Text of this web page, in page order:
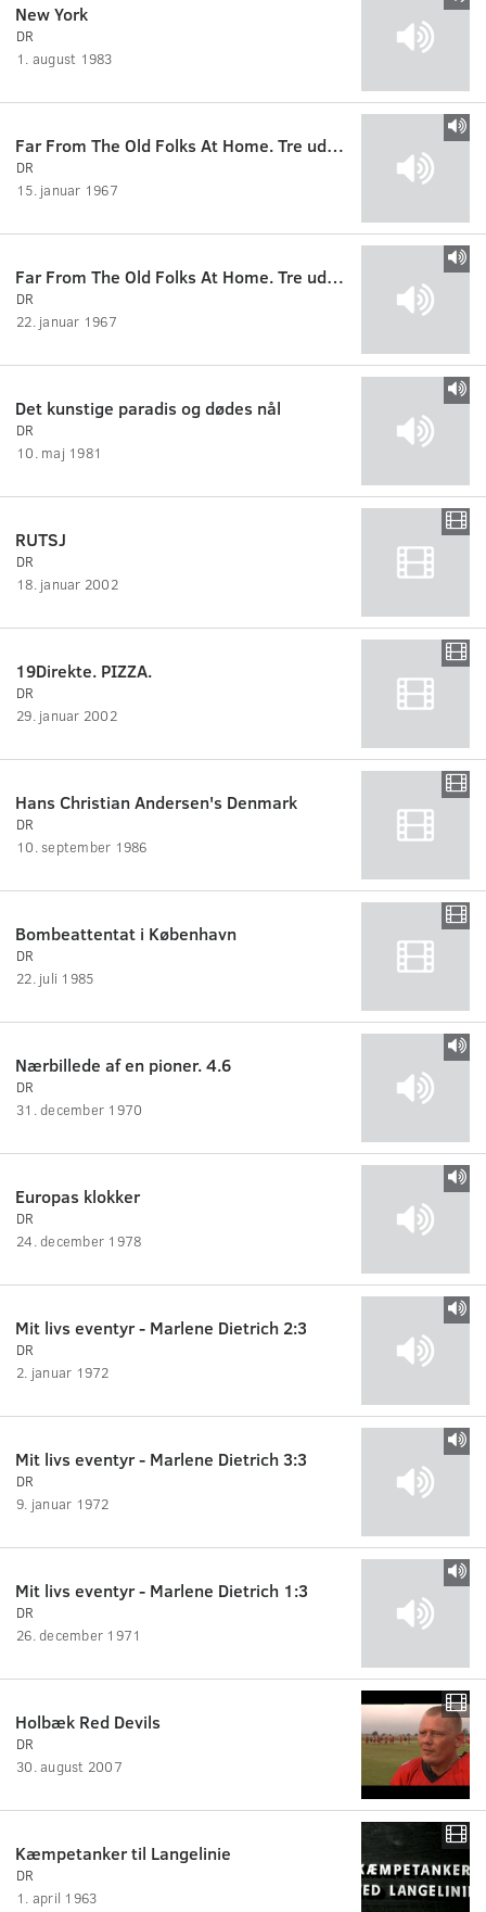
New York
DR
1. august 1983
Far From The Old Folks At Home. Tre udsendelser om amerikansk Beat-ungdom, 2/3 : LBJ eller LSD
DR
15. januar 1967
Far From The Old Folks At Home. Tre udsendelser om amerikansk Beat-ungdom, 3/3 : Beatnik, protest og borgerrettighedsbevægelse
DR
22. januar 1967
Det kunstige paradis og dødes nål
DR
10. maj 1981
RUTSJ
DR
18. januar 2002
19Direkte. PIZZA.
DR
29. januar 2002
Hans Christian Andersen's Denmark
DR
10. september 1986
Bombeattentat i København
DR
22. juli 1985
Nærbillede af en pioner. 4.6
DR
31. december 1970
Europas klokker
DR
24. december 1978
Mit livs eventyr - Marlene Dietrich 2:3
DR
2. januar 1972
Mit livs eventyr - Marlene Dietrich 3:3
DR
9. januar 1972
Mit livs eventyr - Marlene Dietrich 1:3
DR
26. december 1971
Holbæk Red Devils
DR
30. august 2007
Kæmpetanker til Langelinie
DR
1. april 1963